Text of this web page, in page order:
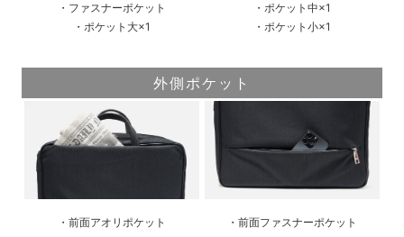
・ファスナーポケット
・ポケット大×1
・ポケット中×1
・ポケット小×1
外側ポケット
・前面アオリポケット ・前面ファスナーポケット